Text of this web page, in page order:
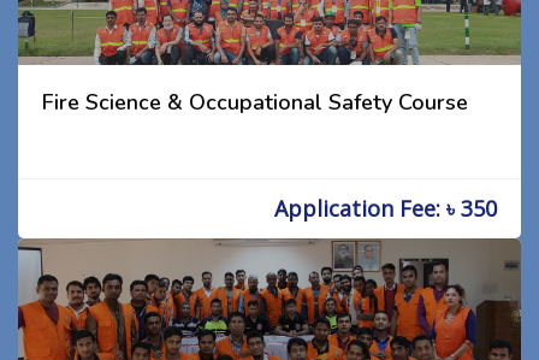
Fire Science & Occupational Safety Course
Application Fee: ৳ 350